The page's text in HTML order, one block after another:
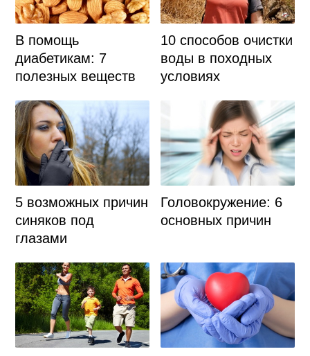
В помощь
диабетикам: 7
полезных веществ
10 способов очистки
воды в походных
условиях
5 возможных причин
синяков под
глазами
Головокружение: 6
основных причин